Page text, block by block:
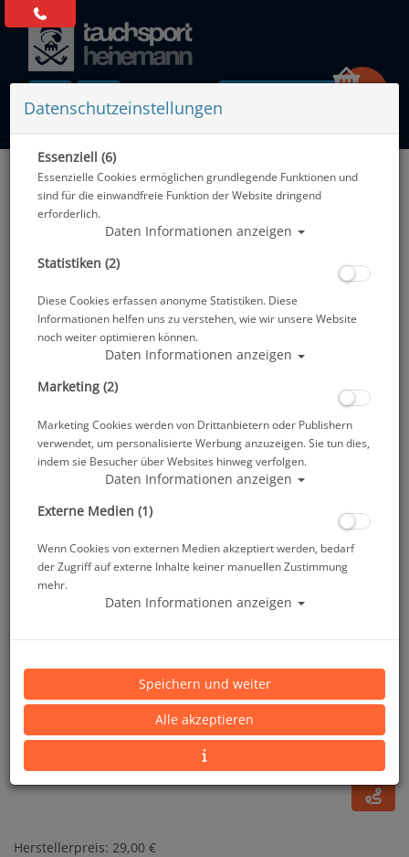
Alle Artikel zeigen aus: Abverkauf
Mares Trilastic Hooded Vest - Herren - Gr: XS #
Artikelnr.: mar-412808MXS
Herstellerpreis: 29,00 €
Datenschutzeinstellungen
Essenziell (6)
Essenzielle Cookies ermöglichen grundlegende Funktionen und
sind für die einwandfreie Funktion der Website dringend
erforderlich.
Daten Informationen anzeigen
Statistiken (2)
Diese Cookies erfassen anonyme Statistiken. Diese
Informationen helfen uns zu verstehen, wie wir unsere Website
noch weiter optimieren können.
Daten Informationen anzeigen
Marketing (2)
Marketing Cookies werden von Drittanbietern oder Publishern
verwendet, um personalisierte Werbung anzuzeigen. Sie tun dies,
indem sie Besucher über Websites hinweg verfolgen.
Daten Informationen anzeigen
Externe Medien (1)
Wenn Cookies von externen Medien akzeptiert werden, bedarf
der Zugriff auf externe Inhalte keiner manuellen Zustimmung
mehr.
Daten Informationen anzeigen
Speichern und weiter
Alle akzeptieren